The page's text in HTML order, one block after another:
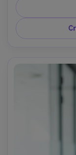
riflessi
color